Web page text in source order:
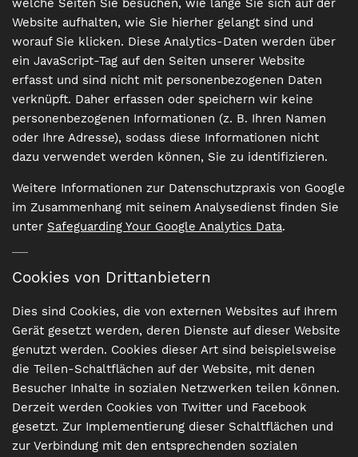
welche Seiten Sie besuchen, wie lange Sie sich auf der
Website aufhalten, wie Sie hierher gelangt sind und
worauf Sie klicken. Diese Analytics-Daten werden über
ein JavaScript-Tag auf den Seiten unserer Website
erfasst und sind nicht mit personenbezogenen Daten
verknüpft. Daher erfassen oder speichern wir keine
personenbezogenen Informationen (z. B. Ihren Namen
oder Ihre Adresse), sodass diese Informationen nicht
dazu verwendet werden können, Sie zu identifizieren.
Weitere Informationen zur Datenschutzpraxis von Google
im Zusammenhang mit seinem Analysedienst finden Sie
unter Safeguarding Your Google Analytics Data.
Cookies von Drittanbietern
Dies sind Cookies, die von externen Websites auf Ihrem
Gerät gesetzt werden, deren Dienste auf dieser Website
genutzt werden. Cookies dieser Art sind beispielsweise
die Teilen-Schaltflächen auf der Website, mit denen
Besucher Inhalte in sozialen Netzwerken teilen können.
Derzeit werden Cookies von Twitter und Facebook
gesetzt. Zur Implementierung dieser Schaltflächen und
zur Verbindung mit den entsprechenden sozialen